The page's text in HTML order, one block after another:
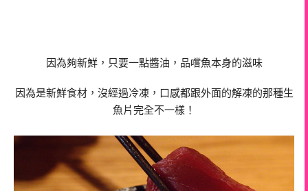
因為夠新鮮，只要一點醬油，品嚐魚本身的滋味
因為是新鮮食材，沒經過冷凍，口感都跟外面的解凍的那種生
魚片完全不一樣！